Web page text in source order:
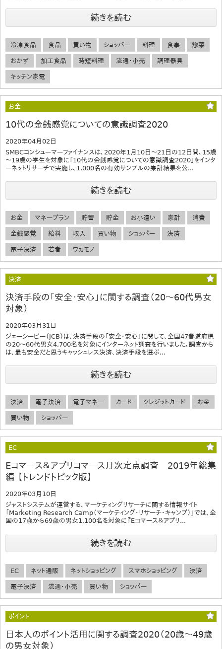
続きを読む
冷凍食品 食品 買い物 ショッパー 料理 食事 惣菜
おかず 加工食品 時短料理 流通・小売 調理器具
キッチン家電
お金
10代の金銭感覚についての意識調査2020
2020年04月02日
SMBCコンシューマーファイナンスは、2020年1月10日～21日の12日間、15歳
～19歳の学生を対象に「10代の金銭感覚についての意識調査2020」をインタ
ーネットリサーチで実施し、1,000名の有効サンプルの集計結果を公...
続きを読む
お金 マネープラン 貯蓄 貯金 お小遣い 家計 消費
金銭感覚 給料 収入 買い物 ショッパー 決済
電子決済 若者 ワカモノ
決済
決済手段の「安全・安心」に関する調査（20～60代男女
対象）
2020年03月31日
ジェーシービー（JCB）は、決済手段の「安全・安心」に関して、全国47都道府県
の20～60代男女4,700名を対象にインターネット調査を行いました。調査から
は、最も安全だと思うキャッシュレス決済、決済手段を選ぶ...
続きを読む
決済 電子決済 電子マネー カード クレジットカード お金
買い物 ショッパー
EC
Eコマース＆アプリコマース月次定点調査 2019年総集
編 【トレンドトピック版】
2020年03月10日
ジャストシステムが運営する、マーケティングリサーチに関する情報サイト
「Marketing Research Camp（マーケティング・リサーチ・キャンプ）」では、全
国の17歳から69歳の男女1,100名を対象に『Eコマース＆アプリ...
続きを読む
EC ネット通販 ネットショッピング スマホショッピング 決済
電子決済 流通・小売 買い物 ショッパー
ポイント
日本人のポイント活用に関する調査2020（20歳～49歳
の男女対象）